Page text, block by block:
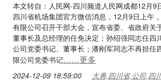
本文转自：人民网-四川频道人民网成都12月9
四川省机场集团官方微信消息，12月9日上午
有限公司召开干部大会，宣布省委、省政府关
董事长及总经理的任免决定：孙绍强同志任四
公司党委书记、董事长；潘刚军同志不再担任
限公司党委书记……更多
2024-12-09 18:59:00 大勇,四川省,公司,四